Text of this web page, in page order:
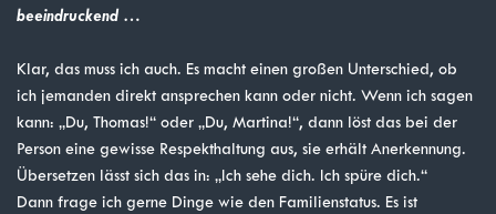
beeindruckend …
Klar, das muss ich auch. Es macht einen großen Unterschied, ob
ich jemanden direkt ansprechen kann oder nicht. Wenn ich sagen
kann: „Du, Thomas!“ oder „Du, Martina!“, dann löst das bei der
Person eine gewisse Respekthaltung aus, sie erhält Anerkennung.
Übersetzen lässt sich das in: „Ich sehe dich. Ich spüre dich.“
Dann frage ich gerne Dinge wie den Familienstatus. Es ist